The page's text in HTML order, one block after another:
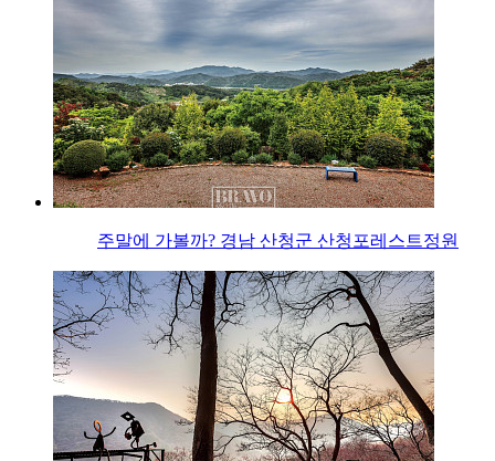
주말에 가볼까? 경남 산청군 산청포레스트정원